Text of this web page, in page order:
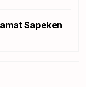
Sapeken